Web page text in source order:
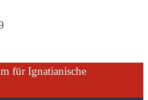
für Ignatianische